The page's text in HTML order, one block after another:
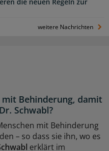
die neuen Regeln zur
weitere Nachrichten
mit Behinderung, damit
Schwabl?
mit Behinderung
– so dass sie ihn, wo es
erklärt im